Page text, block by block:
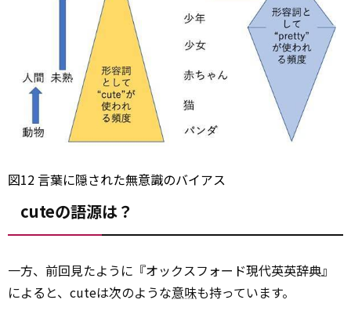
図12 言葉に隠された無意識のバイアス
cuteの語源は？
一方、前回見たように『オックスフォード現代英英辞典』
によると、cuteは次のような意味も持っています。